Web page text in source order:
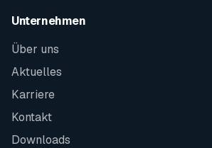
Unternehmen
Über uns
Aktuelles
Karriere
Kontakt
Downloads